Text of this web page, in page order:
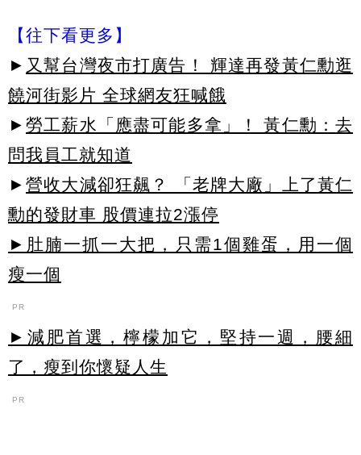
【往下看更多】
► 又幫台灣夜市打廣告！ 輝達再發黃仁勳逛
饒河街影片 全球網友狂喊餓
► 勞工薪水「應盡可能多拿」！ 黃仁勳：去
問我員工就知道
► 營收大減卻狂飆？ 「老牌大廠」上了黃仁
勳的發財車 股價連拉2漲停
►肚腩一抓一大把，只需1個雞蛋，用一個
瘦一個
PR
►減肥首選，檸檬加它，堅持一週，腰細
了，瘦到你懷疑人生
PR